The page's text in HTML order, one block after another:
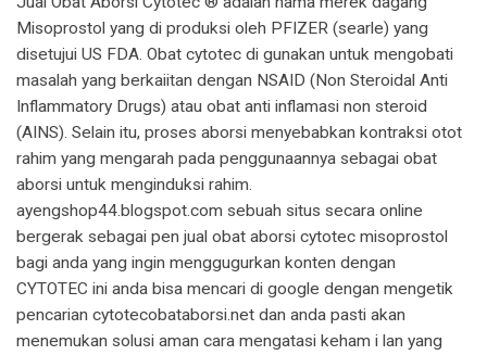
Misoprostol yang di produksi oleh PFIZER (searle) yang
disetujui US FDA. Obat cytotec di gunakan untuk mengobati
masalah yang berkaiitan dengan NSAID (Non Steroidal Anti
Inflammatory Drugs) atau obat anti inflamasi non steroid
(AINS). Selain itu, proses aborsi menyebabkan kontraksi otot
rahim yang mengarah pada penggunaannya sebagai obat
aborsi untuk menginduksi rahim.
ayengshop44.blogspot.com sebuah situs secara online
bergerak sebagai pen jual obat aborsi cytotec misoprostol
bagi anda yang ingin menggugurkan konten dengan
CYTOTEC ini anda bisa mencari di google dengan mengetik
pencarian cytotecobataborsi.net dan anda pasti akan
menemukan solusi aman cara mengatasi keham i lan yang